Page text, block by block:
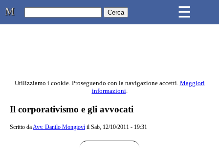
Studio Legale Mongiovì ☰
Contenuto principale della pagina
Utilizziamo i cookie. Proseguendo con la navigazione accetti. Maggiori
informazioni.
Il corporativismo e gli avvocati
Scritto daAvv. Danilo Mongiovì il Sab, 12/10/2011 - 19:31